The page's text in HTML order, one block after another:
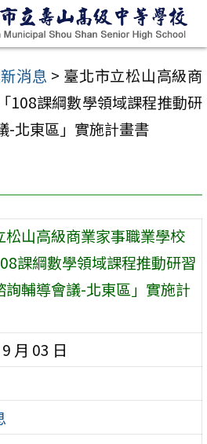
消息 > 臺北市立松山高級商
108課綱數學領域課程推動研
-北東區」實施計畫書
松山高級商業家事職業學校
課綱數學領域課程推動研習
詢輔導會議-北東區」實施計
月 03 日